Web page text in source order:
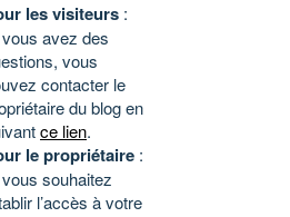
les visiteurs :
avez des
vous
contacter le
du blog en
ce lien.
le propriétaire :
souhaitez
l’accès à votre